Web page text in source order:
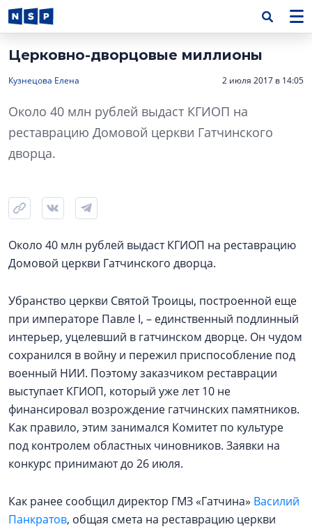
Церковно-дворцовые миллионы
Кузнецова Елена 2 июля 2017 в 14:05
Около 40 млн рублей выдаст КГИОП на
реставрацию Домовой церкви Гатчинского
дворца.
Около 40 млн рублей выдаст КГИОП на реставрацию
Домовой церкви Гатчинского дворца.
Убранство церкви Святой Троицы, построенной еще
при императоре Павле I, – единственный подлинный
интерьер, уцелевший в гатчинском дворце. Он чудом
сохранился в войну и пережил приспособление под
военный НИИ. Поэтому заказчиком реставрации
выступает КГИОП, который уже лет 10 не
финансировал возрождение гатчинских памятников.
Как правило, этим занимался Комитет по культуре
под контролем областных чиновников. Заявки на
конкурс принимают до 26 июля.
Как ранее сообщил директор ГМЗ «Гатчина» Василий
Панкратов, общая смета на реставрацию церкви